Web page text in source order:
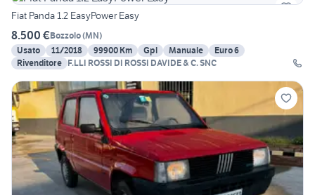
Fiat Panda 1.2 EasyPower Easy
8.500 €Bozzolo(MN)
Usato
11/2018 99900 Km Gpl Manuale
Euro 6
Rivenditore F.LLI ROSSI DI ROSSI DAVIDE & C. SNC